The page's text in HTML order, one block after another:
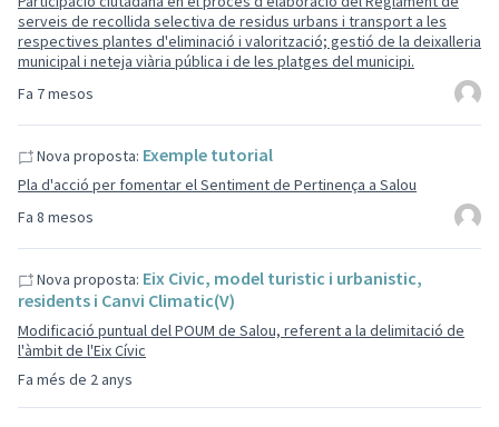
Fa 7 mesos
serveis de recollida selectiva de residus urbans i transport a les
respectives plantes d'eliminació i valorització; gestió de la deixalleria
municipal i neteja viària pública i de les platges del municipi.
Fa 8 mesos
Nova proposta: Exemple tutorial
Pla d'acció per fomentar el Sentiment de Pertinença a Salou
Fa més de 2 anys
Nova proposta: Eix Civic, model turistic i urbanistic,
residents i Canvi Climatic(V)
Modificació puntual del POUM de Salou, referent a la delimitació de
l'àmbit de l'Eix Cívic